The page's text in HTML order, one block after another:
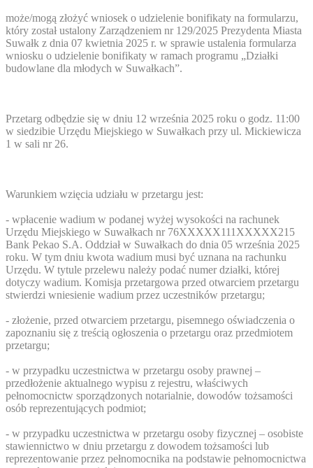
może/mogą złożyć wniosek o udzielenie bonifikaty na formularzu,
który został ustalony Zarządzeniem nr 129/2025 Prezydenta Miasta
Suwałk z dnia 07 kwietnia 2025 r. w sprawie ustalenia formularza
wniosku o udzielenie bonifikaty w ramach programu „Działki
budowlane dla młodych w Suwałkach”.
Przetarg odbędzie się w dniu 12 września 2025 roku o godz. 11:00
w siedzibie Urzędu Miejskiego w Suwałkach przy ul. Mickiewicza
1 w sali nr 26.
Warunkiem wzięcia udziału w przetargu jest:
- wpłacenie wadium w podanej wyżej wysokości na rachunek
Urzędu Miejskiego w Suwałkach nr 76XXXXX111 XXXXX215
Bank Pekao S.A. Oddział w Suwałkach do dnia 05 września 2025
roku. W tym dniu kwota wadium musi być uznana na rachunku
Urzędu. W tytule przelewu należy podać numer działki, której
dotyczy wadium. Komisja przetargowa przed otwarciem przetargu
stwierdzi wniesienie wadium przez uczestników przetargu;
- złożenie, przed otwarciem przetargu, pisemnego oświadczenia o
zapoznaniu się z treścią ogłoszenia o przetargu oraz przedmiotem
przetargu;
- w przypadku uczestnictwa w przetargu osoby prawnej –
przedłożenie aktualnego wypisu z rejestru, właściwych
pełnomocnictw sporządzonych notarialnie, dowodów tożsamości
osób reprezentujących podmiot;
- w przypadku uczestnictwa w przetargu osoby fizycznej – osobiste
stawiennictwo w dniu przetargu z dowodem tożsamości lub
reprezentowanie przez pełnomocnika na podstawie pełnomocnictwa